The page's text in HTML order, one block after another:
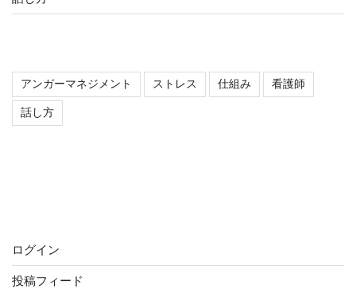
アンガーマネジメント ストレス 仕組み
看護師
話し方
ログイン
投稿フィード